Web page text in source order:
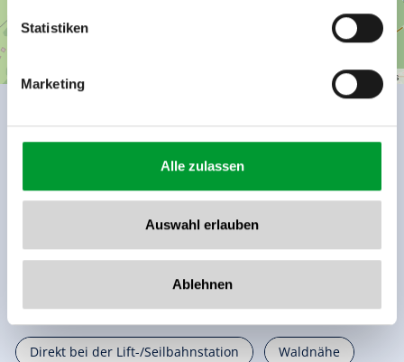
www.zillertalarena.com
Statistiken
Marketing
Alle zulassen
Auswahl erlauben
Ablehnen
OpenStreetMapcontributors
Ausstattung der Unterkunft
🜉 🞷
Nichtraucherhaus 🐈Parkplatz
weitere Ausstattungsmerkmale
Lage
Direkt bei der Lift-/Seilbahnstation Waldnähe